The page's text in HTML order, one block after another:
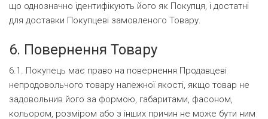
що однозначно ідентифікують його як Покупця, і достатні
для доставки Покупцеві замовленого Товару.
6. Повернення Товару
6.1. Покупець має право на повернення Продавцеві
непродовольчого товару належної якості, якщо товар не
задовольнив його за формою, габаритами, фасоном,
кольором, розміром або з інших причин не може бути ним